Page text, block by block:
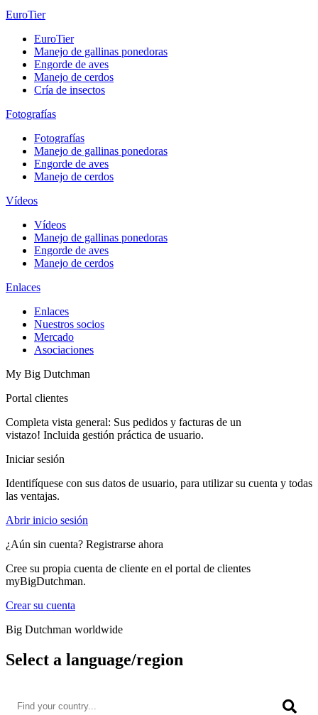
EuroTier
EuroTier
Manejo de gallinas ponedoras
Engorde de aves
Manejo de cerdos
Cría de insectos
Fotografías
Fotografías
Manejo de gallinas ponedoras
Engorde de aves
Manejo de cerdos
Vídeos
Vídeos
Manejo de gallinas ponedoras
Engorde de aves
Manejo de cerdos
Enlaces
Enlaces
Nuestros socios
Mercado
Asociaciones
My Big Dutchman
Portal clientes
Completa vista general: Sus pedidos y facturas de un
vistazo! Incluida gestión práctica de usuario.
Iniciar sesión
Identifíquese con sus datos de usuario, para utilizar su cuenta y todas
las ventajas.
Abrir inicio sesión
¿Aún sin cuenta? Registrarse ahora
Cree su propia cuenta de cliente en el portal de clientes
myBigDutchman.
Crear su cuenta
Big Dutchman worldwide
Select a language/region